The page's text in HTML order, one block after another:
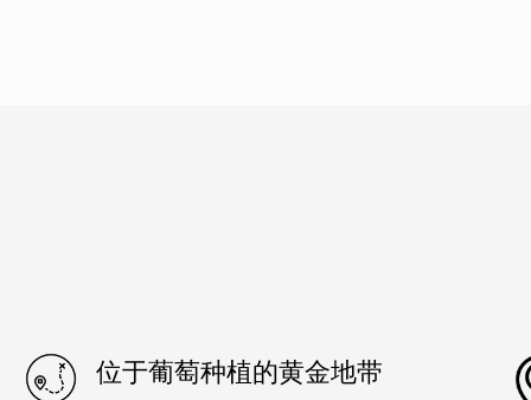
位于葡萄种植的黄金地带